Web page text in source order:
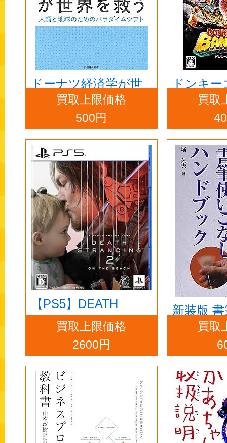
ドーナツ経済学が世
界を救う
買取上限価格
500円
ドンキ
ンザ -買取
【PS5】DEATH
STRANDING 2: ON
THE BEACH
買取上限価格
2600円
新装版
しハン
買取